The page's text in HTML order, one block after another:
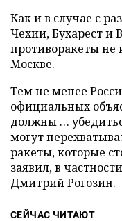
Как и в случае с
Чехии, Бухарест и
противоракеты
Москве.
Тем не менее
официальных
должны …
могут
ракеты, которые
заявил, в
Дмитрий Рогозин.
СЕЙЧАС ЧИТАЮТ